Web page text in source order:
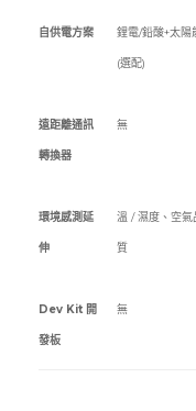
自供電方案 鋰電/鉛酸+太陽
(選配)
遠距離通訊
轉換器
無
環境感測延
伸
溫 / 濕度、空氣
質
Dev Kit 開
發板
無